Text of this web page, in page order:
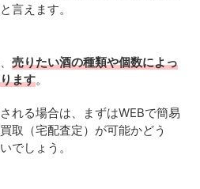
言えます。
売りたい酒の種類や個数によっ
ます。
れる場合は、まずはWEBで簡易
取（宅配査定）が可能かどう
でしょう。